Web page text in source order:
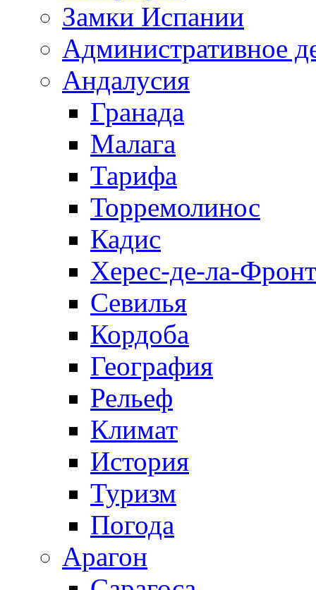
Замки Испании
Административное
Андалусия
Гранада
Малага
Тарифа
Торремолинос
Кадис
Херес-де-ла-
Севилья
Кордоба
География
Рельеф
Климат
История
Туризм
Погода
Арагон